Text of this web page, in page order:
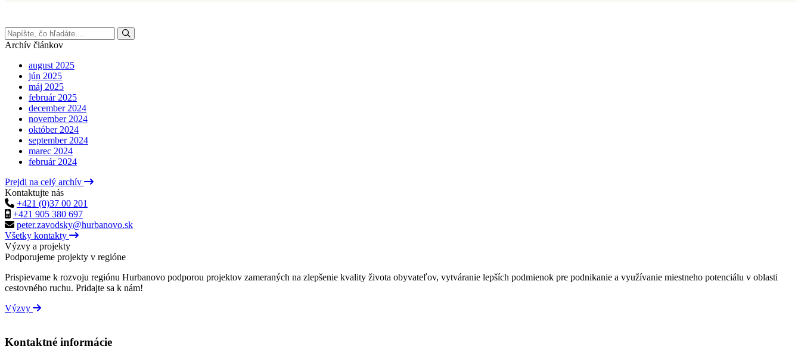
Archív článkov
august 2025
jún 2025
máj 2025
február 2025
december 2024
november 2024
október 2024
september 2024
marec 2024
február 2024
Prejdi na celý archív
Kontaktujte nás
+421 (0)37 00 201
+421 905 380 697
peter.zavodsky@hurbanovo.sk
Všetky kontakty
Výzvy a projekty
Podporujeme projekty v regióne
Prispievame k rozvoju regiónu Hurbanovo podporou projektov zameraných na zlepšenie kvality života obyvateľov, vytváranie lepších podmienok pre podnikanie a využívanie miestneho potenciálu v oblasti
cestovného ruchu. Pridajte sa k nám!
Výzvy
Kontaktné informácie